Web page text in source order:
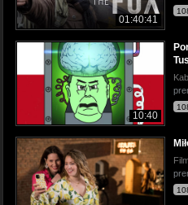
01:40:41
10:40